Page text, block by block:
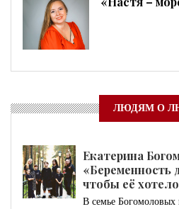
ЛЮДЯМ О
Екатерина
«Беременность
чтобы её
В семье Богомоловых